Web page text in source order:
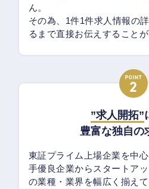
ん。
その為、1件1件求人情報の
るまで直接お伝えすることが
”求人開拓”
豊富な独自の
東証プライム上場企業を中
手優良企業からスタートア
の業種・業界を幅広く揃え